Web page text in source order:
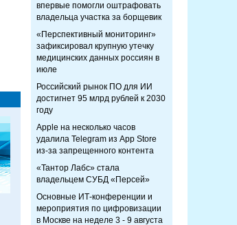
впервые помогли оштрафовать
владельца участка за борщевик
«Перспективный мониторинг»
зафиксировал крупную утечку
медицинских данных россиян в
июле
Российский рынок ПО для ИИ
достигнет 95 млрд рублей к 2030
году
Apple на несколько часов
удалила Telegram из App Store
из-за запрещенного контента
«Тантор Лабс» стала
владельцем СУБД «Персей»
Основные ИТ-конференции и
мероприятия по цифровизации
в Москве на неделе 3 - 9 августа